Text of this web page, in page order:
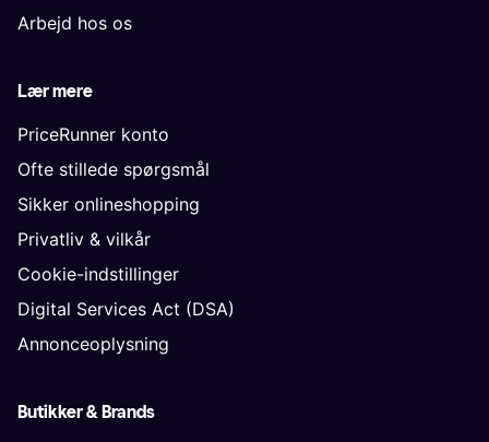
Arbejd hos os
Lær mere
PriceRunner konto
Ofte stillede spørgsmål
Sikker onlineshopping
Privatliv & vilkår
Cookie-indstillinger
Digital Services Act (DSA)
Annonceoplysning
Butikker & Brands